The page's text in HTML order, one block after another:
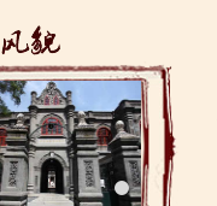
关于校园
校长信息
校友园地